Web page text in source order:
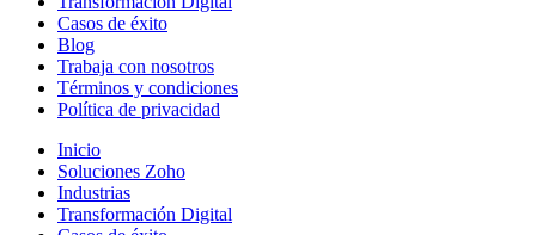
Casos de éxito
Blog
Trabaja con nosotros
Términos y condiciones
Política de privacidad
Inicio
Soluciones Zoho
Industrias
Transformación Digital